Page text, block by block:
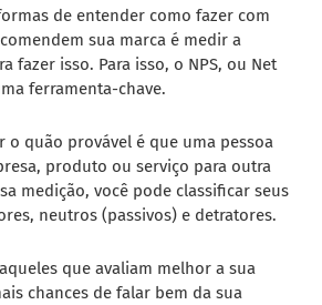
de entender como fazer com
sua marca é medir a
fazer isso. Para isso, o NPS, ou Net
ferramenta-chave.
o quão provável é que uma pessoa
produto ou serviço para outra
medição, você pode classificar seus
neutros (passivos) e detratores.
que avaliam melhor a sua
chances de falar bem da sua